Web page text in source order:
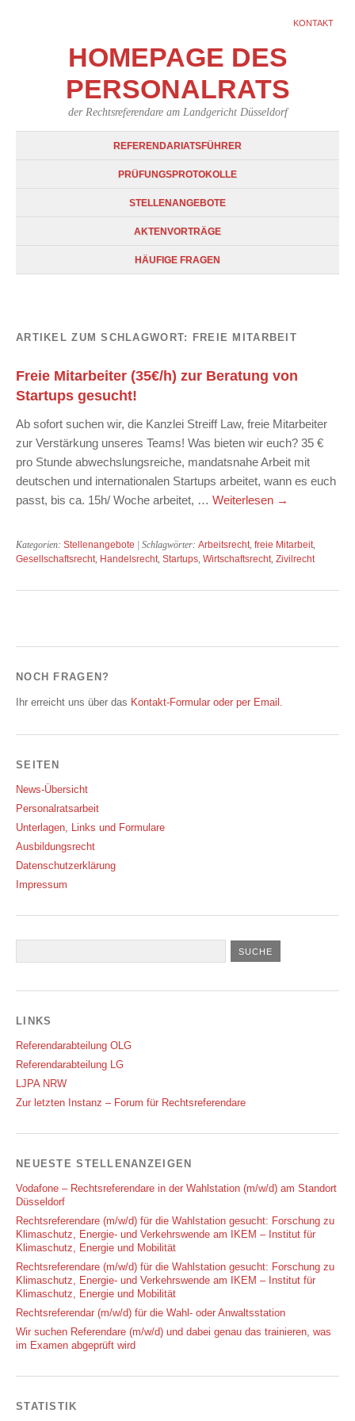
KONTAKT
HOMEPAGE DES
PERSONALRATS
der Rechtsreferendare am Landgericht Düsseldorf
REFERENDARIATSFÜHRER
PRÜFUNGSPROTOKOLLE
STELLENANGEBOTE
AKTENVORTRÄGE
HÄUFIGE FRAGEN
ARTIKEL ZUM SCHLAGWORT: FREIE MITARBEIT
Freie Mitarbeiter (35€/h) zur Beratung von
Startups gesucht!
Ab sofort suchen wir, die Kanzlei Streiff Law, freie Mitarbeiter
zur Verstärkung unseres Teams! Was bieten wir euch? 35 €
pro Stunde abwechslungsreiche, mandatsnahe Arbeit mit
deutschen und internationalen Startups arbeitet, wann es euch
passt, bis ca. 15h/ Woche arbeitet, … Weiterlesen →
Kategorien: Stellenangebote | Schlagwörter: Arbeitsrecht, freie Mitarbeit,
Gesellschaftsrecht, Handelsrecht, Startups, Wirtschaftsrecht, Zivilrecht
NOCH FRAGEN?
Ihr erreicht uns über das Kontakt-Formular oder per Email .
SEITEN
News-Übersicht
Personalratsarbeit
Unterlagen, Links und Formulare
Ausbildungsrecht
Datenschutzerklärung
Impressum
LINKS
Referendarabteilung OLG
Referendarabteilung LG
LJPA NRW
Zur letzten Instanz – Forum für Rechtsreferendare
NEUESTE STELLENANZEIGEN
Vodafone – Rechtsreferendare in der Wahlstation (m/w/d) am Standort
Düsseldorf
Rechtsreferendare (m/w/d) für die Wahlstation gesucht: Forschung zu
Klimaschutz, Energie- und Verkehrswende am IKEM – Institut für
Klimaschutz, Energie und Mobilität
Rechtsreferendare (m/w/d) für die Wahlstation gesucht: Forschung zu
Klimaschutz, Energie- und Verkehrswende am IKEM – Institut für
Klimaschutz, Energie und Mobilität
Rechtsreferendar (m/w/d) für die Wahl- oder Anwaltsstation
Wir suchen Referendare (m/w/d) und dabei genau das trainieren, was
im Examen abgeprüft wird
STATISTIK